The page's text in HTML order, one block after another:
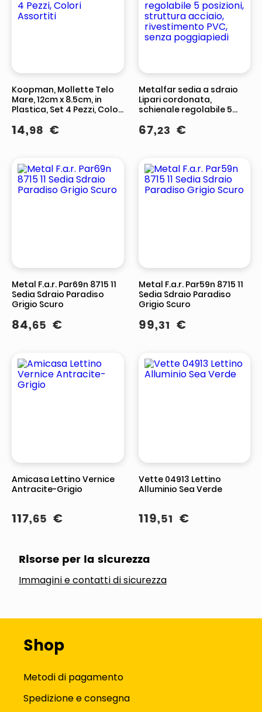
Koopman, Mollette Telo
Mare, 12cm x 8.5cm, in
Plastica, Set 4 Pezzi, Colori
14,98 €
Metalfar sedia a sdraio
Lipari cordonata,
schienale regolabile 5
acciaio, rivestimento PVC,
senza poggiapiedi
67,23 €
Metal F.a.r. Par69n 8715 11
Sedia Sdraio Paradiso
Grigio Scuro
84,65 €
Metal F.a.r. Par59n 8715 11
Sedia Sdraio Paradiso
Grigio Scuro
99,31 €
Amicasa Lettino Vernice
Antracite-Grigio
117,65 €
Vette 04913 Lettino
Alluminio Sea Verde
119,51 €
Risorse per la sicurezza
Immagini e contatti di sicurezza
Shop
Metodi di pagamento
Spedizione e consegna